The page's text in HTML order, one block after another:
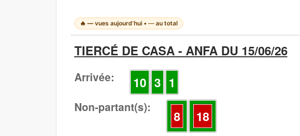
🔥 —vues aujourd’hui • —au total
TIERCÉ DE CASA - ANFA DU 15/06/26
Arrivée: 10 3 1
Non-partant(s):
8 18